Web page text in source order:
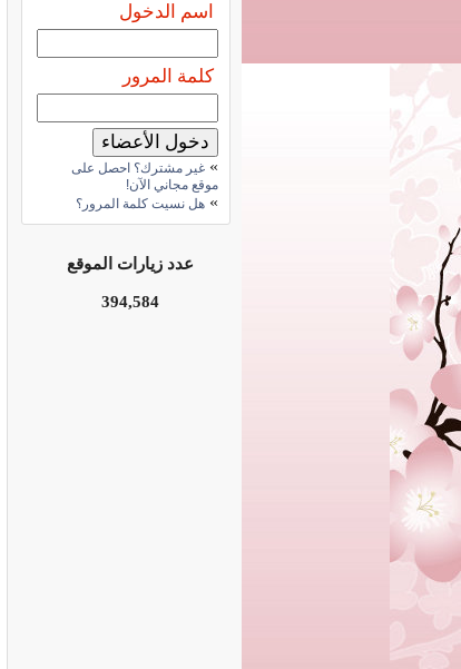
اسم الدخول
كلمة المرور
» غير مشترك؟ احصل على
موقع مجاني الآن!
» هل نسيت كلمة المرور؟
عدد زيارات الموقع
394,584